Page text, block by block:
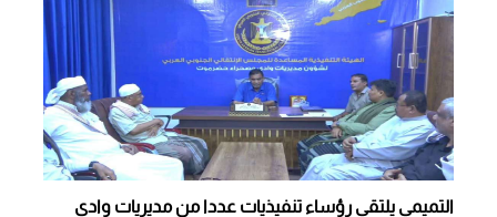
التميمي يلتقي رؤساء تنفيذيات عددا من مديريات وادي